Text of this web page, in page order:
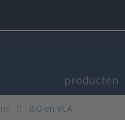
producten
ISO en VCA